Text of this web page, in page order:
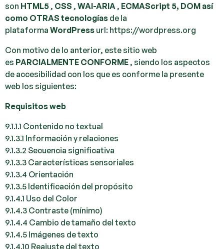
son HTML5 , CSS , WAI-ARIA , ECMAScript 5, DOM así
como OTRAS tecnologías de la
plataforma WordPress url: https://wordpress.org
Con motivo de lo anterior, este sitio web
es PARCIALMENTE CONFORME , siendo los aspectos
de accesibilidad con los que es conforme la presente
web los siguientes:
Requisitos web
9.1.1.1 Contenido no textual
9.1.3.1 Información y relaciones
9.1.3.2 Secuencia significativa
9.1.3.3 Características sensoriales
9.1.3.4 Orientación
9.1.3.5 Identificación del propósito
9.1.4.1 Uso del Color
9.1.4.3 Contraste (mínimo)
9.1.4.4 Cambio de tamaño del texto
9.1.4.5 Imágenes de texto
9.1.4.10 Reajuste del texto